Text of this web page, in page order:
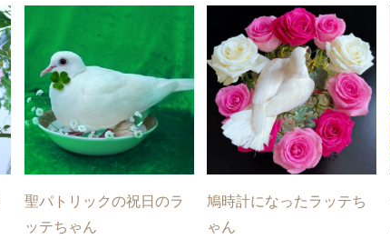
聖パトリックの祝日のラ
ッテちゃん
鳩時計になったラッテち
ゃん